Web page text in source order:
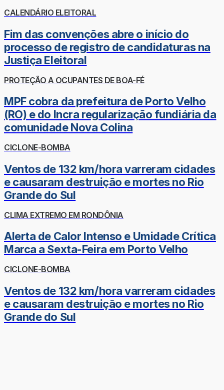
CALENDÁRIO ELEITORAL
Fim das convenções abre o início do
processo de registro de candidaturas na
Justiça Eleitoral
PROTEÇÃO A OCUPANTES DE BOA-FÉ
MPF cobra da prefeitura de Porto Velho
(RO) e do Incra regularização fundiária da
comunidade Nova Colina
CICLONE-BOMBA
Ventos de 132 km/hora varreram cidades
e causaram destruição e mortes no Rio
Grande do Sul
CLIMA EXTREMO EM RONDÔNIA
Alerta de Calor Intenso e Umidade Crítica
Marca a Sexta-Feira em Porto Velho
CICLONE-BOMBA
Ventos de 132 km/hora varreram cidades
e causaram destruição e mortes no Rio
Grande do Sul